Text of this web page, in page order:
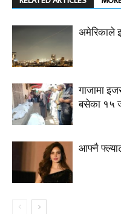
अमेरिकाले
गाजामा
बसेका १५
आफ्नै